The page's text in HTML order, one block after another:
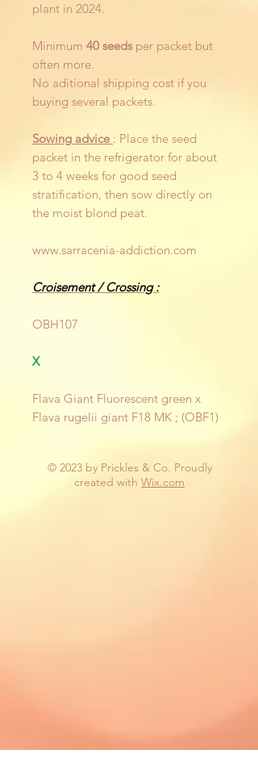
plant in 2024.
Minimum 40 seedsper packet but
often more.
No aditional shipping cost if you
buying several packets.
Sowing advice : Place the seed
packet in the refrigerator for about
3 to 4 weeks for good seed
stratification, then sow directly on
the moist blond peat.
www.sarracenia-addiction.com
Croisement / Crossing :
OBH107
X
Flava Giant Fluorescent green x
Flava rugelii giant F18 MK ; (OBF1)
© 2023 by Prickles & Co. Proudly
created with Wix.com